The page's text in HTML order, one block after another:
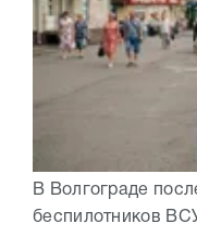
В Волгограде
беспилотников